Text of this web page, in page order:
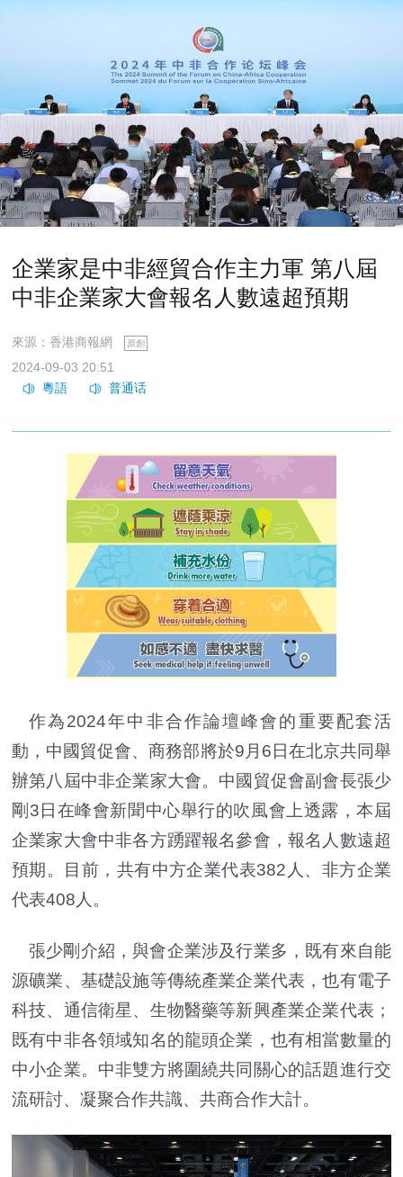
企業家是中非經貿合作主力軍 第八屆
中非企業家大會報名人數遠超預期
來源：香港商報網 原創
2024-09-03 20:51
作為2024年中非合作論壇峰會的重要配套活
動，中國貿促會、商務部將於9月6日在北京共同舉
辦第八屆中非企業家大會。中國貿促會副會長張少
剛3日在峰會新聞中心舉行的吹風會上透露，本屆
企業家大會中非各方踴躍報名參會，報名人數遠超
預期。目前，共有中方企業代表382人、非方企業
代表408人。
張少剛介紹，與會企業涉及行業多，既有來自能
源礦業、基礎設施等傳統產業企業代表，也有電子
科技、通信衛星、生物醫藥等新興產業企業代表；
既有中非各領域知名的龍頭企業，也有相當數量的
中小企業。中非雙方將圍繞共同關心的話題進行交
流研討、凝聚合作共識、共商合作大計。